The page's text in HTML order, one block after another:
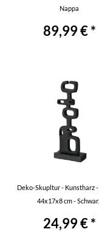
Nappa
89,99 € *
Deko-Skupltur - Kunstharz -
44x17x8 cm -
24,99 € *